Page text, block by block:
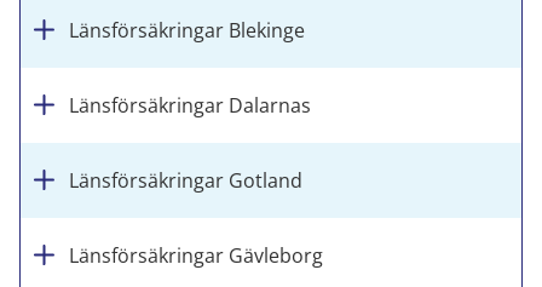
Länsförsäkringar Blekinge
Länsförsäkringar Dalarnas
Länsförsäkringar Gotland
Länsförsäkringar Gävleborg